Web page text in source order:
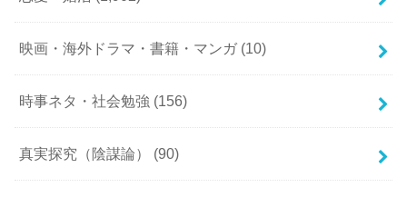
映画・海外ドラマ・書籍・マンガ (10)
時事ネタ・社会勉強 (156)
真実探究（陰謀論） (90)